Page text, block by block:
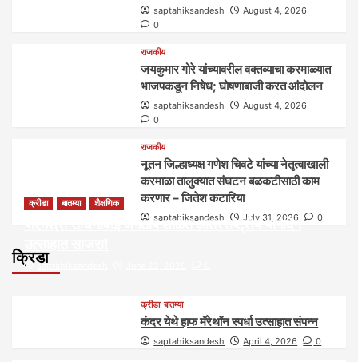
saptahiksandesh
August 4, 2026
0
राजकीय
जयकुमार गोरे यांच्यावरील वक्तव्याचा करमाळ्यात
भाजपकडून निषेध; घोषणाबाजी करत आंदोलन
saptahiksandesh
August 4, 2026
0
राजकीय
नूतन जिल्हाध्यक्ष गणेश चिवटे यांच्या नेतृत्वाखाली
करमाळा तालुक्यात संघटन बळकटीसाठी काम
करणार – जितेश कटारिया
saptahiksandesh July 31, 2026 0
क्रिडा
क्रीडा बातम्या शैक्षणिक
पीएमश्री साधनाबाई जगताप शाळेत आंतरराष्ट्रीय योगदिन
saptahiksandesh
क्रीडा बातम्या
कंदर येथे हाफ मॅरेथॉन स्पर्धा उत्साहात संपन्न
saptahiksandesh April 4, 2026 0